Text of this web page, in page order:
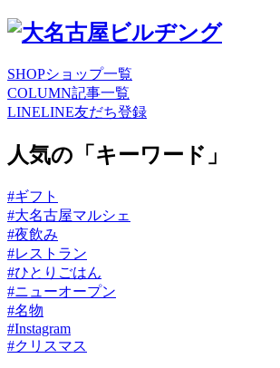
SHOPショップ一覧
COLUMN記事一覧
LINELINE友だち登録
人気の「キーワード」
#ギフト
#大名古屋マルシェ
#夜飲み
#レストラン
#ひとりごはん
#ニューオープン
#名物
#Instagram
#クリスマス